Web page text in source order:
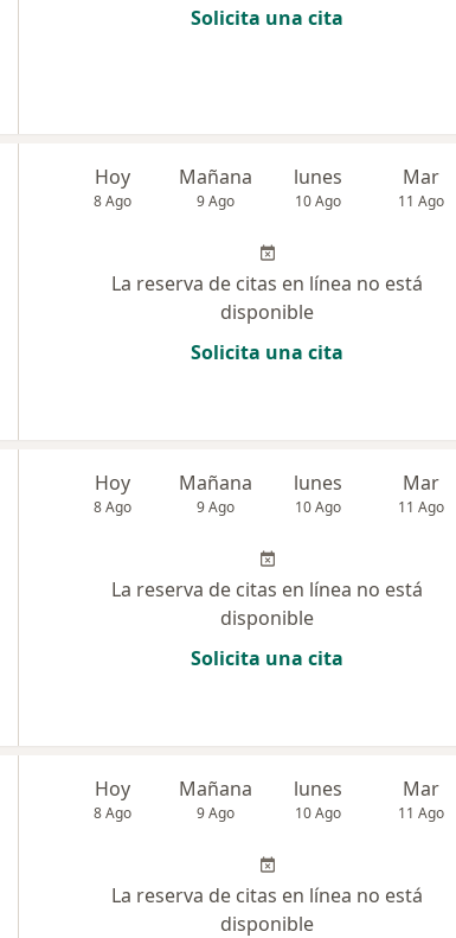
Solicita una cita
Hoy
8 Ago
Mañana
9 Ago
lunes
10 Ago
Mar
11 Ago
La reserva de citas en línea no está
disponible
Solicita una cita
Hoy
8 Ago
Mañana
9 Ago
lunes
10 Ago
Mar
11 Ago
La reserva de citas en línea no está
disponible
Solicita una cita
Hoy
8 Ago
Mañana
9 Ago
lunes
10 Ago
Mar
11 Ago
La reserva de citas en línea no está
disponible